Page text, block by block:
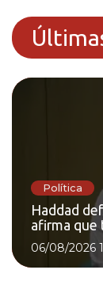
Política
Haddad
afirma que
06/08/2026